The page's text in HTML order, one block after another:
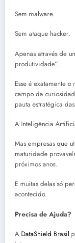
Sem malware.
Sem ataque hacker.
Apenas através de
produtividade”.
Esse é exatamente
campo da
pauta estratégica
A Inteligência
Mas empresas que
maturidade
próximos anos.
E muitas delas só
acontecido.
Precisa de Ajuda?
A DataShield Brasil